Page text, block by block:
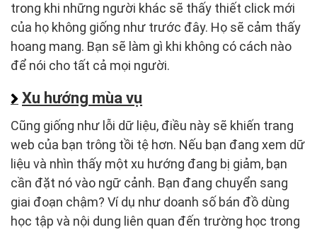
trong khi những người khác sẽ thấy thiết click mới
của họ không giống như trước đây. Họ sẽ cảm thấy
hoang mang. Bạn sẽ làm gì khi không có cách nào
để nói cho tất cả mọi người.
Xu hướng mùa vụ
Cũng giống như lỗi dữ liệu, điều này sẽ khiến trang
web của bạn trông tồi tệ hơn. Nếu bạn đang xem dữ
liệu và nhìn thấy một xu hướng đang bị giảm, bạn
cần đặt nó vào ngữ cảnh. Bạn đang chuyển sang
giai đoạn chậm? Ví dụ như doanh số bán đồ dùng
học tập và nội dung liên quan đến trường học trong